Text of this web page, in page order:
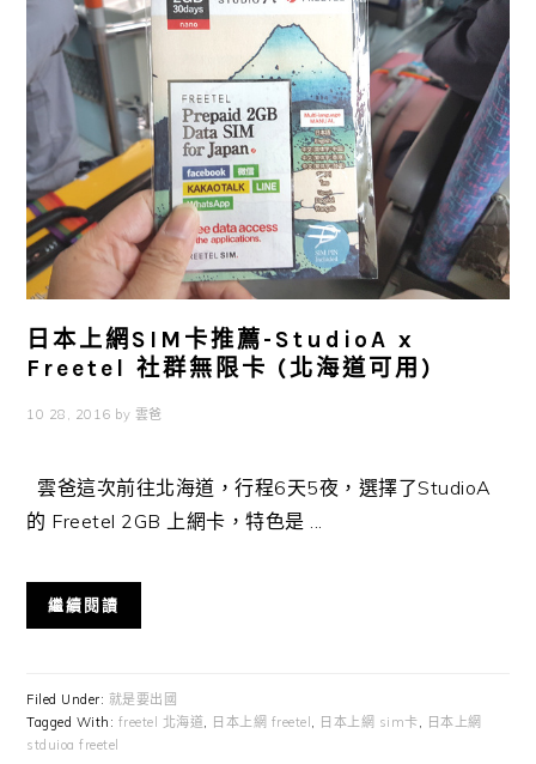
日本上網SIM卡推薦-StudioA x
Freetel 社群無限卡 (北海道可用)
10 28, 2016 by 雲爸
雲爸這次前往北海道，行程6天5夜，選擇了StudioA
的 Freetel 2GB 上網卡，特色是 ...
繼續閱讀
Filed Under: 就是要出國
Tagged With: freetel 北海道, 日本上網 freetel , 日本上網 sim卡, 日本上網
stduioa freetel